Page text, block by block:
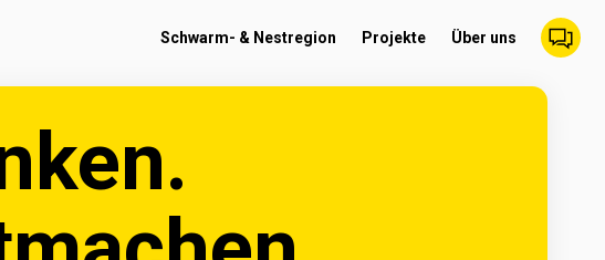
Schwarm- & Nestregion Projekte Über uns